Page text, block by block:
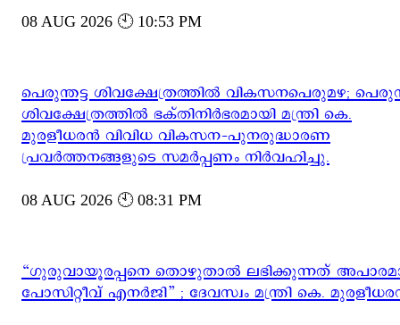
08 AUG 2026 🕙 10:53 PM
പെരുന്തട്ട ശിവക്ഷേത്രത്തിൽ വികസനപെരുമഴ;
ശിവക്ഷേത്രത്തിൽ ഭക്തിനിർഭരമായി മന്ത്രി കെ.
മുരളീധരൻ വിവിധ വികസന-പുനരുദ്ധാരണ
പ്രവർത്തനങ്ങളുടെ സമർപ്പണം നിർവഹിച്ചു.
08 AUG 2026 🕙 08:31 PM
“ഗുരുവായൂരപ്പനെ തൊഴുതാൽ ലഭിക്കുന്നത്
പോസിറ്റീവ് എനർജി” ; ദേവസ്വം മന്ത്രി കെ.